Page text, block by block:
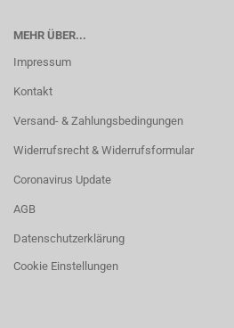
MEHR ÜBER...
Impressum
Kontakt
Versand- & Zahlungsbedingungen
Widerrufsrecht & Widerrufsformular
Coronavirus Update
AGB
Datenschutzerklärung
Cookie Einstellungen